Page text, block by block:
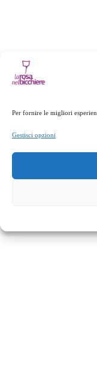
Per fornire le migliori
Gestisci opzioni